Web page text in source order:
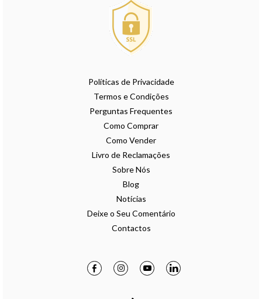
Políticas de Privacidade
Termos e Condições
Perguntas Frequentes
Como Comprar
Como Vender
Livro de Reclamações
Sobre Nós
Blog
Notícias
Deixe o Seu Comentário
Contactos